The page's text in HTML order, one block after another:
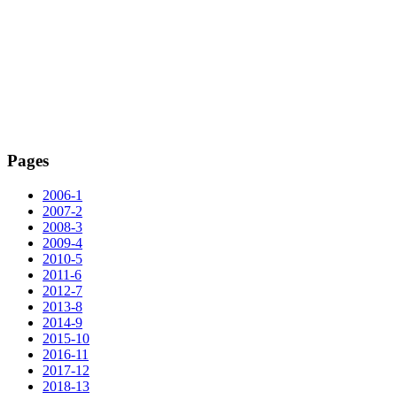
Pages
2006-1
2007-2
2008-3
2009-4
2010-5
2011-6
2012-7
2013-8
2014-9
2015-10
2016-11
2017-12
2018-13